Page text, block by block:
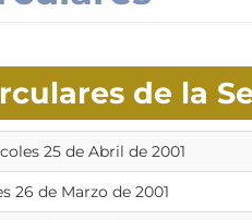
de la
25 de Abril de 2001
26 de Marzo de 2001